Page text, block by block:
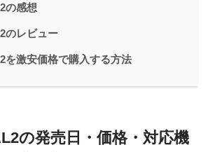
の感想
のレビュー
を激安価格で購入する方法
の発売日・価格・対応機